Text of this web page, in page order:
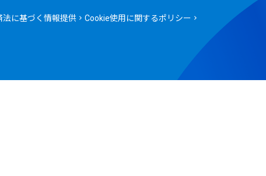
法に基づく情報提供
Cookie使用に関するポリシー